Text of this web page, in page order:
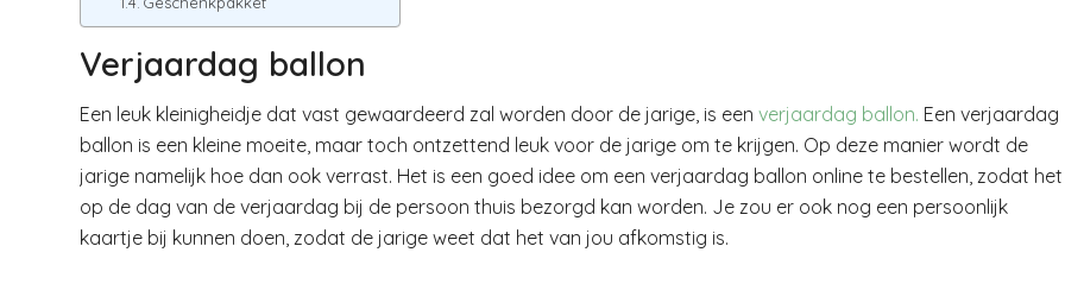
Verjaardag ballon
Een leuk kleinigheidje dat vast gewaardeerd zal worden door de jarige, is een verjaardag ballon. Een verjaardag
ballon is een kleine moeite, maar toch ontzettend leuk voor de jarige om te krijgen. Op deze manier wordt de
jarige namelijk hoe dan ook verrast. Het is een goed idee om een verjaardag ballon online te bestellen, zodat het
op de dag van de verjaardag bij de persoon thuis bezorgd kan worden. Je zou er ook nog een persoonlijk
kaartje bij kunnen doen, zodat de jarige weet dat het van jou afkomstig is.